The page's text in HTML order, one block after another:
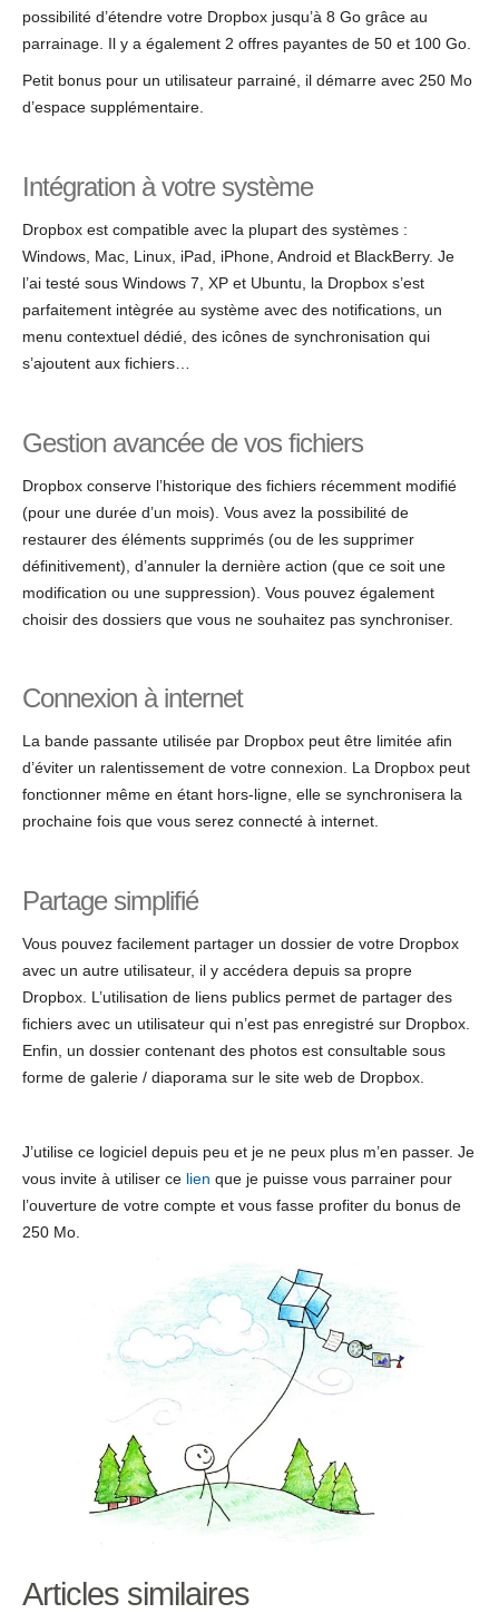
possibilité d’étendre votre Dropbox jusqu’à 8 Go grâce au
parrainage. Il y a également 2 offres payantes de 50 et 100 Go.
Petit bonus pour un utilisateur parrainé, il démarre avec 250 Mo
d’espace supplémentaire.
Intégration à votre système
Dropbox est compatible avec la plupart des systèmes :
Windows, Mac, Linux, iPad, iPhone, Android et BlackBerry. Je
l’ai testé sous Windows 7, XP et Ubuntu, la Dropbox s’est
parfaitement intègrée au système avec des notifications, un
menu contextuel dédié, des icônes de synchronisation qui
s’ajoutent aux fichiers…
Gestion avancée de vos fichiers
Dropbox conserve l’historique des fichiers récemment modifié
(pour une durée d’un mois). Vous avez la possibilité de
restaurer des éléments supprimés (ou de les supprimer
définitivement), d’annuler la dernière action (que ce soit une
modification ou une suppression). Vous pouvez également
choisir des dossiers que vous ne souhaitez pas synchroniser.
Connexion à internet
La bande passante utilisée par Dropbox peut être limitée afin
d’éviter un ralentissement de votre connexion. La Dropbox peut
fonctionner même en étant hors-ligne, elle se synchronisera la
prochaine fois que vous serez connecté à internet.
Partage simplifié
Vous pouvez facilement partager un dossier de votre Dropbox
avec un autre utilisateur, il y accédera depuis sa propre
Dropbox. L’utilisation de liens publics permet de partager des
fichiers avec un utilisateur qui n’est pas enregistré sur Dropbox.
Enfin, un dossier contenant des photos est consultable sous
forme de galerie / diaporama sur le site web de Dropbox.
J’utilise ce logiciel depuis peu et je ne peux plus m’en passer. Je
vous invite à utiliser ce lien que je puisse vous parrainer pour
l’ouverture de votre compte et vous fasse profiter du bonus de
250 Mo.
Articles similaires